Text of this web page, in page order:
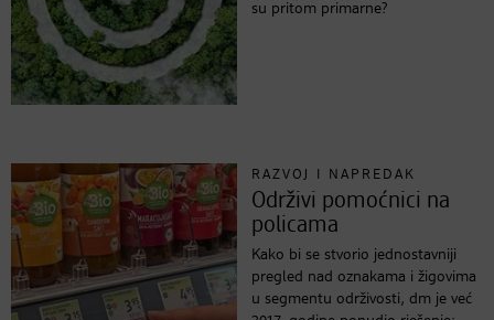
su pritom primarne?
RAZVOJ I NAPREDAK
Održivi pomoćnici na
policama
Kako bi se stvorio jednostavniji
pregled nad oznakama i žigovima
u segmentu održivosti, dm je već